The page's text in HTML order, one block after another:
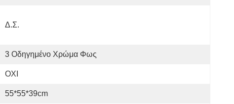
Δ.Σ.
3 Οδηγημένο Χρώμα Φως
ΟΧΙ
55*55*39cm